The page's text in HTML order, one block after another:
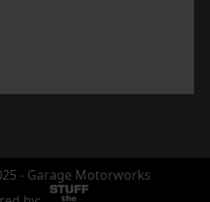
- Garage Motorworks